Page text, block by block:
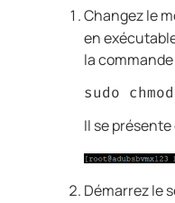
Changez le
en
la
sudo
Il se
Démarrez le